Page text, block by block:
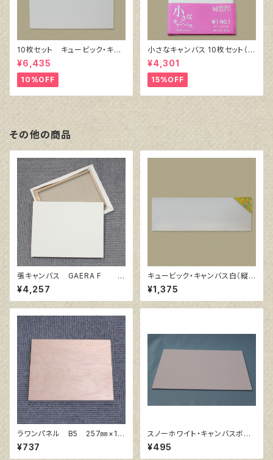
10枚セット キュービック・キャ
ンバス白（縦150㎜×横150㎜×
厚38㎜）
¥6,435
10%OFF
小さなキャンバス 10枚セット（ホ
ワイト塗りキャンバス張り）
¥4,301
15%OFF
その他の商品
張キャンバス GAERA F 1
5号
¥4,257
キュービック・キャンバス白（縦2
00㎜×横600㎜×厚38㎜）
¥1,375
ラワンパネル B5 257㎜×18
2㎜
¥737
スノーホワイト・キャンバスボー
ド F4 サイズ 333㎜x242
㎜
¥495